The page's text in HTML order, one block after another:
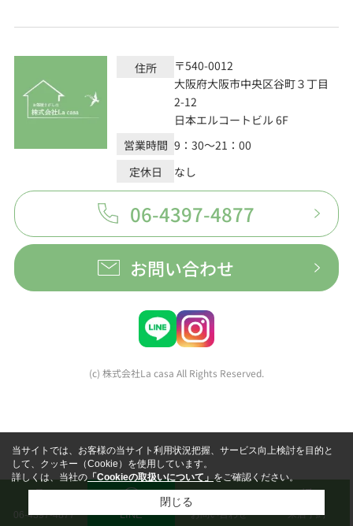
住所
〒540-0012
大阪府大阪市中央区谷町３丁目
2-12
日本エルコートビル 6F
営業時間 9：30～21：00
定休日
なし
06-4397-4877
お問い合わせ
(c) 株式会社La casa All Rights Reserved.
06-4397-4877 LINE お問い合わせ 来店予約
当サイトでは、お客様の当サイト利用状況把握、サービス向上検討を目的と
して、クッキー（Cookie）を使用しています。
詳しくは、当社の「Cookieの取扱いについて」をご確認ください。
閉じる